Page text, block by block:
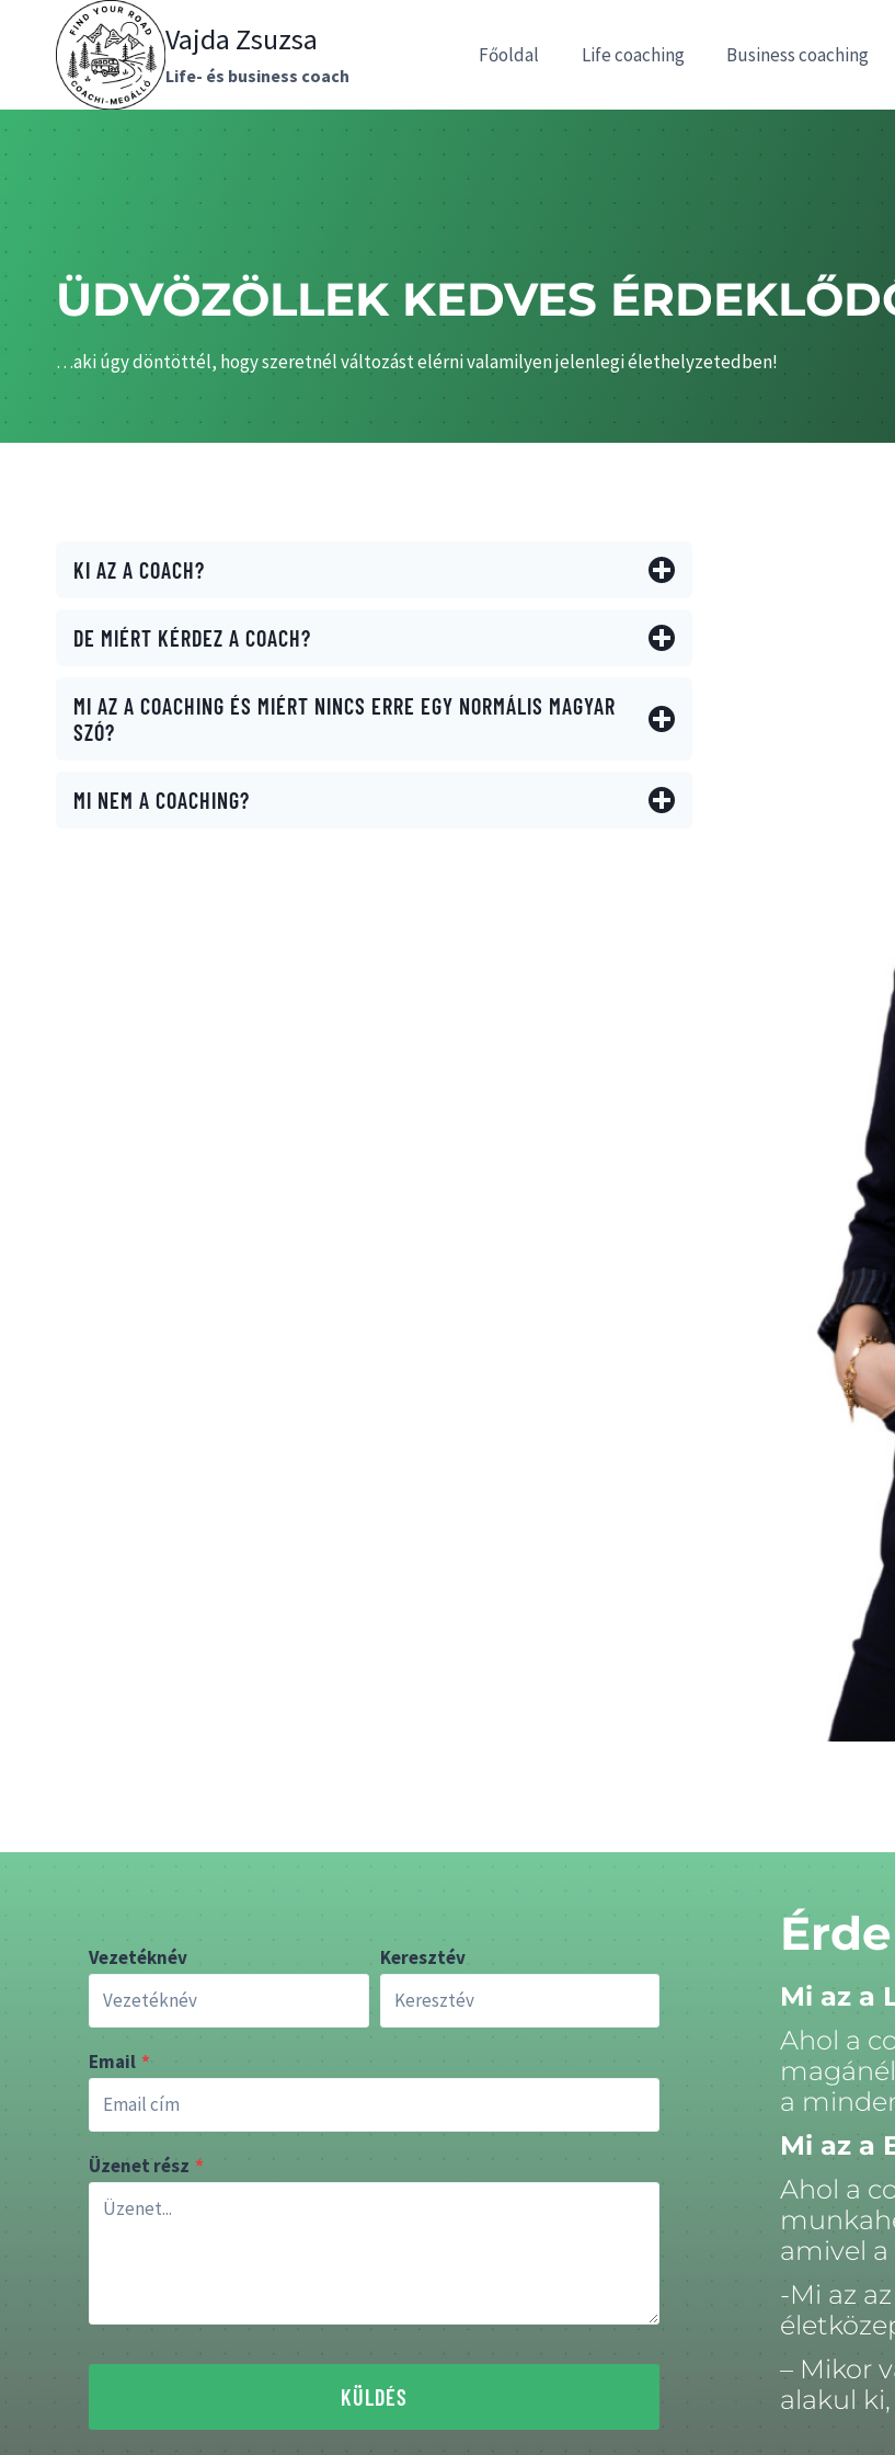
content
Vajda Zsuzsa
Life- és business coach
Főoldal Life coaching Business coaching
ÜDVÖZÖLLEK KEDVES
…aki úgy döntöttél, hogy szeretnél változást elérni valamilyen jelenlegi élethelyzetedben!
KI AZ A COACH?
DE MIÉRT KÉRDEZ A COACH?
MI AZ A COACHING ÉS MIÉRT NINCS ERRE EGY NORMÁLIS MAGYAR
SZÓ?
MI NEM A COACHING?
Vezetéknév Keresztév
Email *
Üzenet rész *
KÜLDÉS
Mi az a
Ahol a
a
Mi az a
Ahol a
amivel
-Mi az
– Mikor
alakul